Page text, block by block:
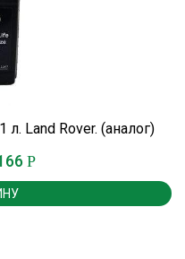
Land Rover. (аналог)
Р